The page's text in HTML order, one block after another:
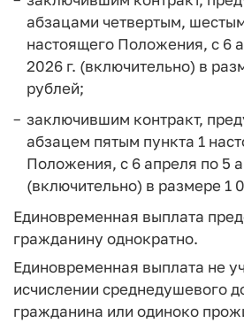
абзацами четвертым,
настоящего Положения, с 6
2026 г. (включительно) в
рублей;
заключившим контракт,
абзацем пятым пункта 1
Положения, с 6 апреля по 5
(включительно) в размере 1
Единовременная выплата
гражданину однократно.
Единовременная выплата не
исчислении среднедушевого
гражданина или одиноко